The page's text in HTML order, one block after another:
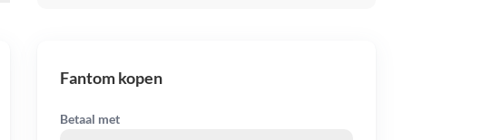
Fantom kopen
Betaal met